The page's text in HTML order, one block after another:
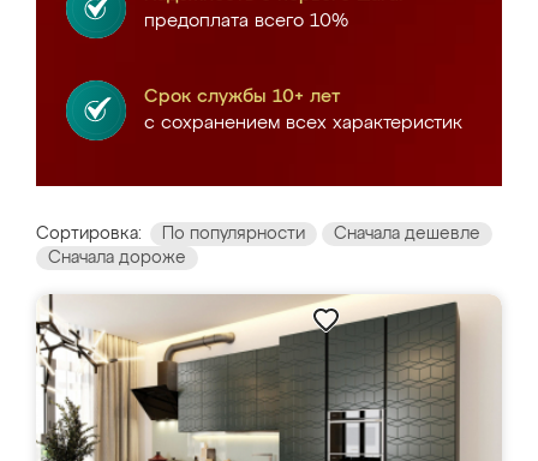
предоплата всего 10%
Срок службы 10+ лет
с сохранением всех характеристик
Сортировка: По популярности
Сначала дешевле
Сначала дороже